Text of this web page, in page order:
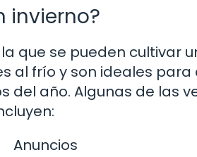
invierno?
que se pueden cultivar
al frío y son ideales
del año. Algunas de las
Anuncios